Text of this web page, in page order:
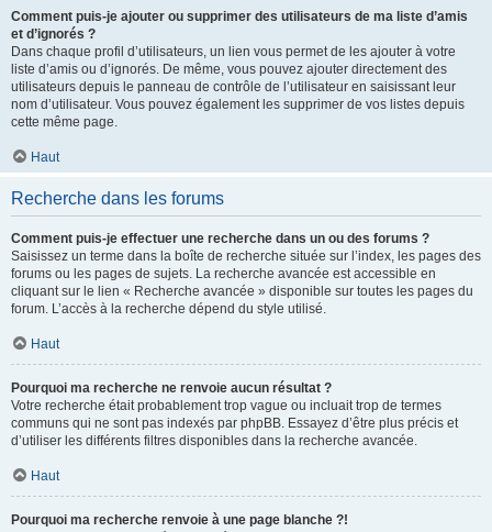
Comment puis-je ajouter ou supprimer des utilisateurs de ma liste d’amis
et d’ignorés ?
Dans chaque profil d’utilisateurs, un lien vous permet de les ajouter à votre
liste d’amis ou d’ignorés. De même, vous pouvez ajouter directement des
utilisateurs depuis le panneau de contrôle de l’utilisateur en saisissant leur
nom d’utilisateur. Vous pouvez également les supprimer de vos listes depuis
cette même page.
Haut
Recherche dans les forums
Comment puis-je effectuer une recherche dans un ou des forums ?
Saisissez un terme dans la boîte de recherche située sur l’index, les pages des
forums ou les pages de sujets. La recherche avancée est accessible en
cliquant sur le lien « Recherche avancée » disponible sur toutes les pages du
forum. L’accès à la recherche dépend du style utilisé.
Haut
Pourquoi ma recherche ne renvoie aucun résultat ?
Votre recherche était probablement trop vague ou incluait trop de termes
communs qui ne sont pas indexés par phpBB. Essayez d’être plus précis et
d’utiliser les différents filtres disponibles dans la recherche avancée.
Haut
Pourquoi ma recherche renvoie à une page blanche ?!